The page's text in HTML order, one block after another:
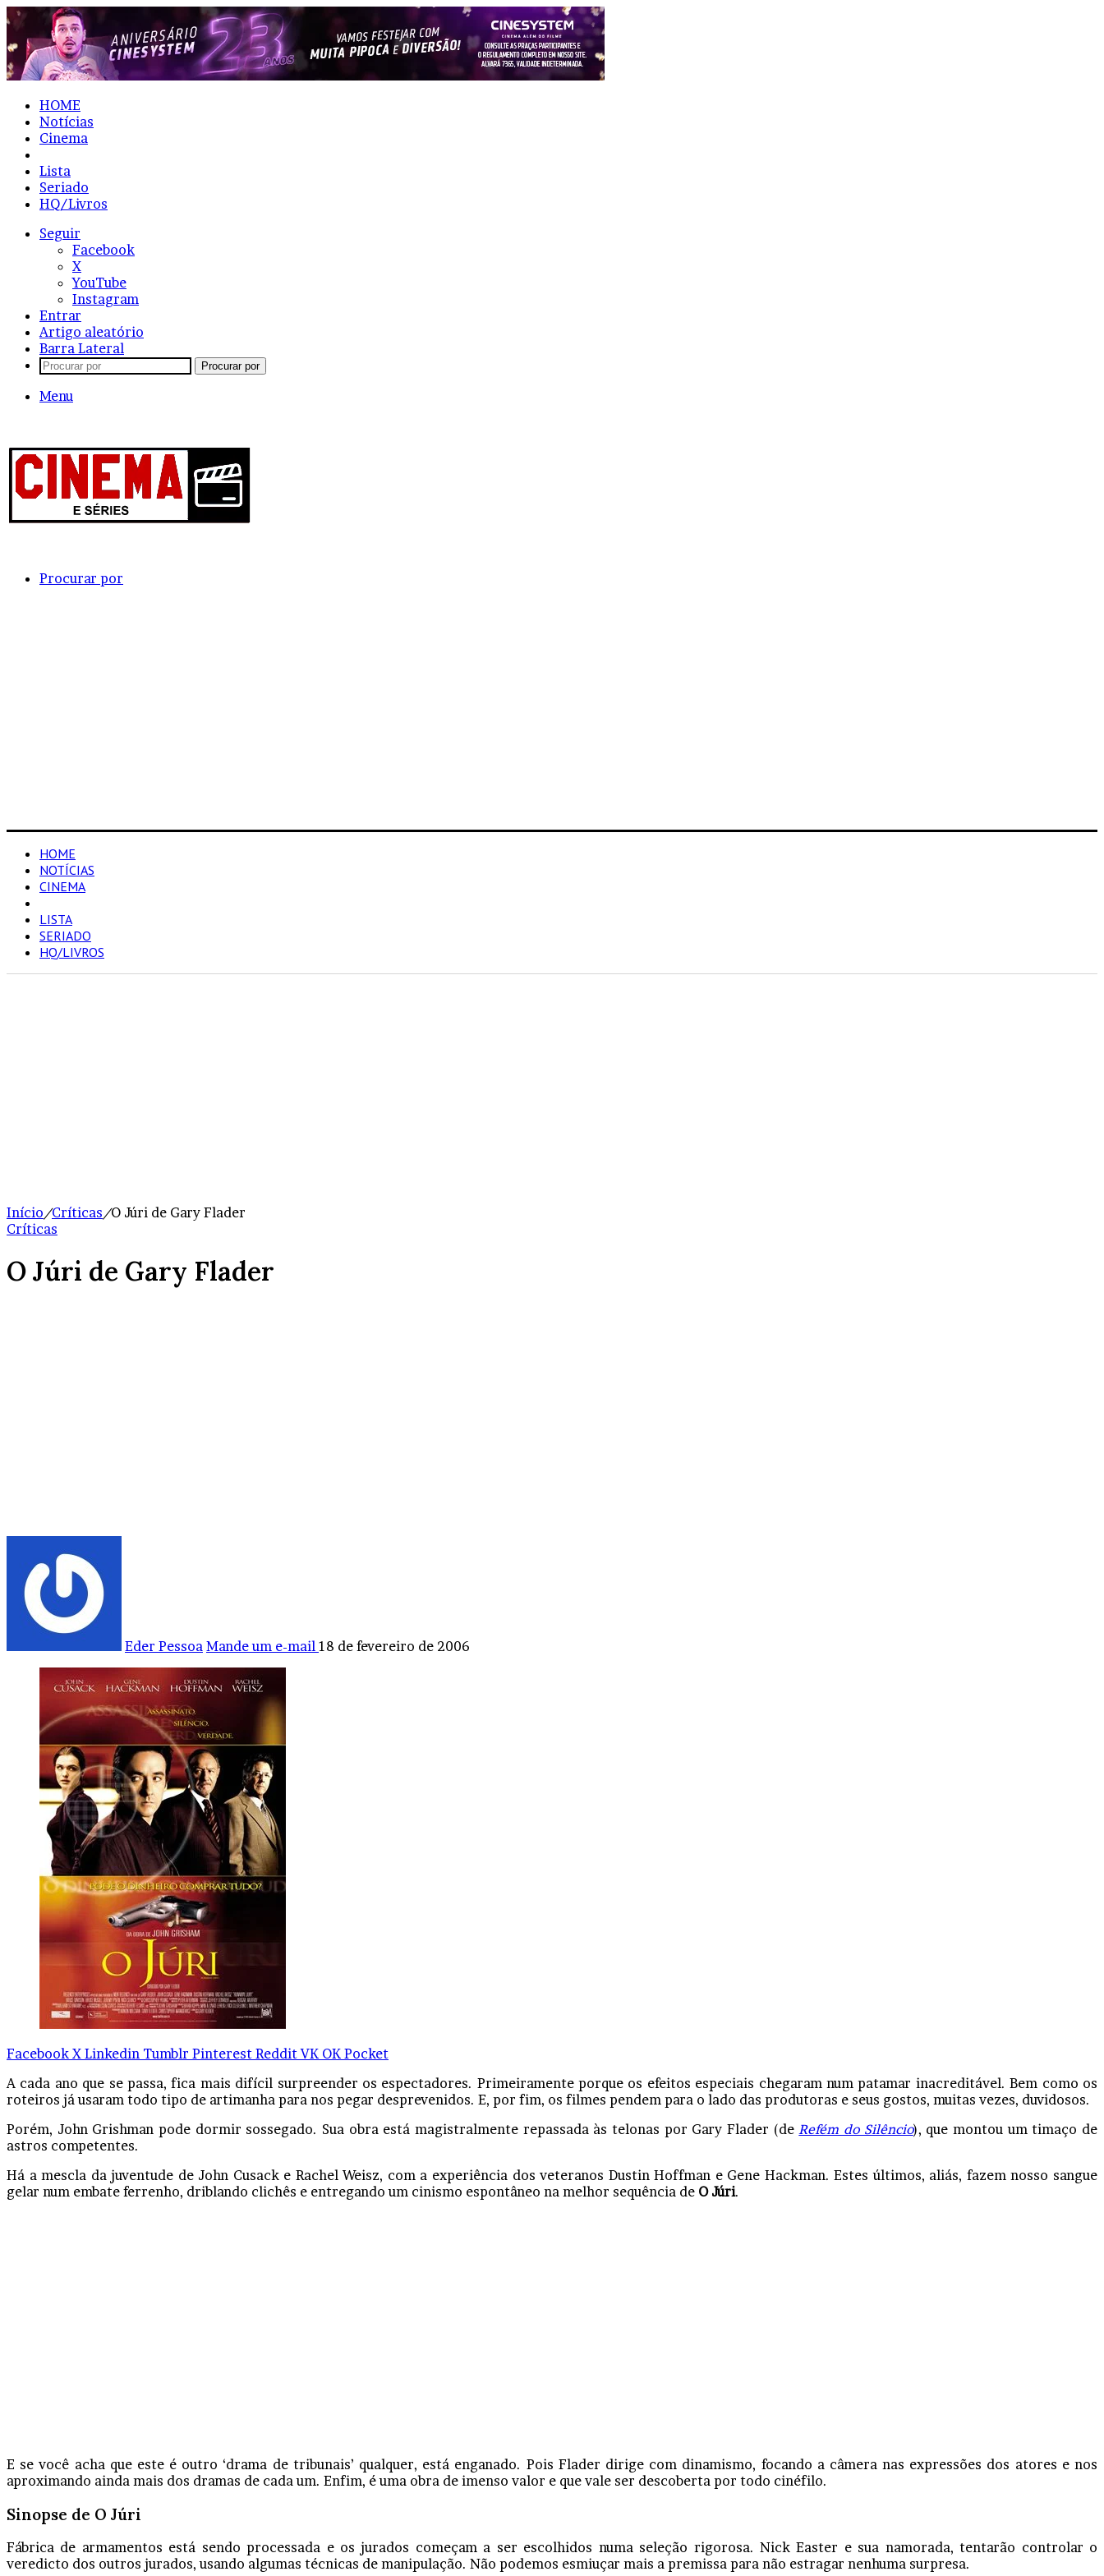
HOME
Notícias
Cinema
Lista
Seriado
HQ/Livros
Seguir
Facebook
X
YouTube
Instagram
Entrar
Artigo aleatório
Barra Lateral
Procurar por
Menu
Procurar por
HOME
NOTÍCIAS
CINEMA
LISTA
SERIADO
HQ/LIVROS
Início/Críticas/O Júri de Gary Flader
Críticas
O Júri de Gary Flader
Eder Pessoa Mande um e-mail 18 de fevereiro de 2006
Facebook X Linkedin Tumblr Pinterest Reddit VK OK Pocket
A cada ano que se passa, fica mais difícil surpreender os espectadores. Primeiramente porque os efeitos especiais chegaram num patamar inacreditável. Bem como os
roteiros já usaram todo tipo de artimanha para nos pegar desprevenidos. E, por fim, os filmes pendem para o lado das produtoras e seus gostos, muitas vezes, duvidosos.
Porém, John Grishman pode dormir sossegado. Sua obra está magistralmente repassada às telonas por Gary Flader (de Refém do Silêncio), que montou um timaço de
astros competentes.
Há a mescla da juventude de John Cusack e Rachel Weisz, com a experiência dos veteranos Dustin Hoffman e Gene Hackman. Estes últimos, aliás, fazem nosso sangue
gelar num embate ferrenho, driblando clichês e entregando um cinismo espontâneo na melhor sequência de O Júri.
E se você acha que este é outro ‘drama de tribunais’ qualquer, está enganado. Pois Flader dirige com dinamismo, focando a câmera nas expressões dos atores e nos
aproximando ainda mais dos dramas de cada um. Enfim, é uma obra de imenso valor e que vale ser descoberta por todo cinéfilo.
Sinopse de O Júri
Fábrica de armamentos está sendo processada e os jurados começam a ser escolhidos numa seleção rigorosa. Nick Easter e sua namorada, tentarão controlar o
veredicto dos outros jurados, usando algumas técnicas de manipulação. Não podemos esmiuçar mais a premissa para não estragar nenhuma surpresa.